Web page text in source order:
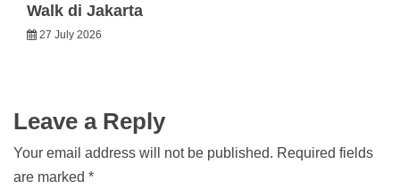
Walk di Jakarta
27 July 2026
Leave a Reply
Your email address will not be published. Required fields
are marked *